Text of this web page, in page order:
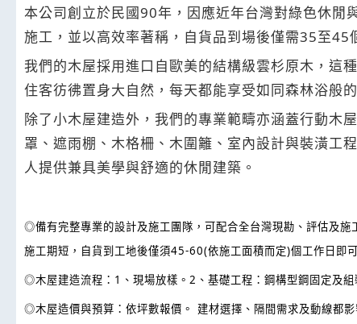
本公司創立於民國90年，因應近年台灣對綠色休閒
施工，並以高效率著稱，自貨品到場後僅需35至45
我們的木屋採用進口自歐美的結構級雲杉原木，這
住客彷彿置身大自然，每天都能享受如同森林浴般
除了小木屋建造外，我們的專業範疇亦涵蓋行動木
罩、遮雨棚、木格柵、木圍籬、室內設計與裝潢工
人提供兼具美學與舒適的休閒建築。
◎備有完整專業的設計及施工團隊，可配合全台灣現勘、評估及施
施工期短，自貨到工地後僅須45-60(依施工面積而定)個工作日即
◎木屋建造流程： 1 、現場放樣。 2 、基礎工程：鋼構型鋼固定及組
◎木屋造價與預算：依坪數報價。 建材選擇、隔間需求及動線都影